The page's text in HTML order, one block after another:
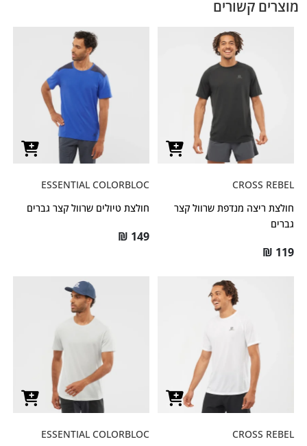
מוצרים קשורים
CROSS REBEL
חולצת ריצה מנדפת שרוול קצר
גברים
₪ 119
ESSENTIAL COLORBLOC
חולצת טיולים שרוול קצר גברים
₪ 149
CROSS REBEL
ESSENTIAL COLORBLOC